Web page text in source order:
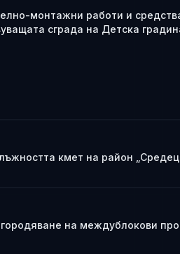
монтажни работи и
сграда на Детска
кмет на район
на междублокови